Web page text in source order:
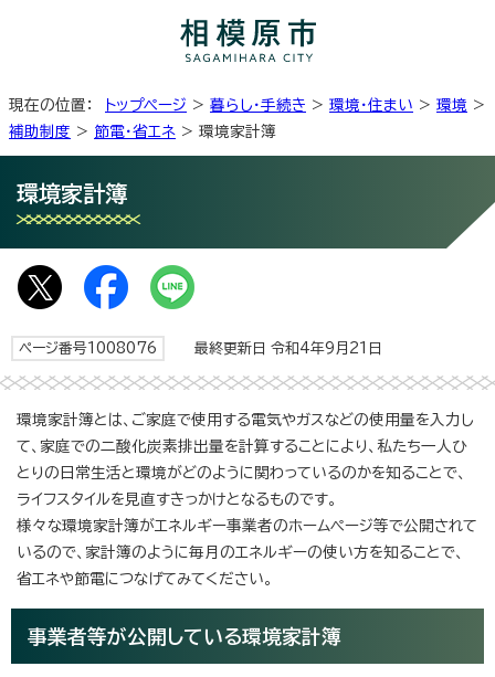
現在の位置： トップページ > 暮らし・手続き > 環境・住まい > 環境 >
補助制度 > 節電・省エネ > 環境家計簿
環境家計簿
ページ番号1008076 最終更新日 令和4年9月21日
環境家計簿とは、ご家庭で使用する電気やガスなどの使用量を入力し
て、家庭での二酸化炭素排出量を計算することにより、私たち一人ひ
とりの日常生活と環境がどのように関わっているのかを知ることで、
ライフスタイルを見直すきっかけとなるものです。
様々な環境家計簿がエネルギー事業者のホームページ等で公開されて
いるので、家計簿のように毎月のエネルギーの使い方を知ることで、
省エネや節電につなげてみてください。
事業者等が公開している環境家計簿